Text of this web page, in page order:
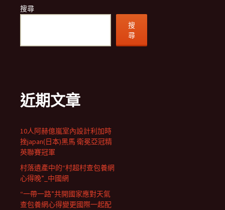
搜尋
搜
尋
近期文章
10人阿赫億嵐室內設計利加時
挫japan(日本)黑馬 衛冕亞冠精
英聯賽冠軍
村落遺產中的“村超村查包養網
心得晚”_中國網
“一帶一路”共開國家應對天氣
查包養網心得變更國際一起配